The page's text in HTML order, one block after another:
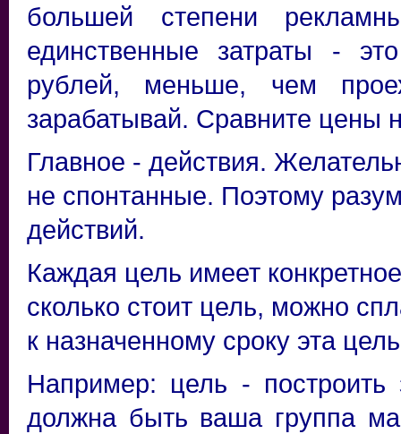
большей степени
единственные затраты -
рублей, меньше, чем
зарабатывай. Сравните цены
Главное - действия.
не спонтанные. Поэтому
действий.
Каждая цель имеет
сколько стоит цель, можно
к назначенному сроку эта
Например: цель - построить
должна быть ваша группа